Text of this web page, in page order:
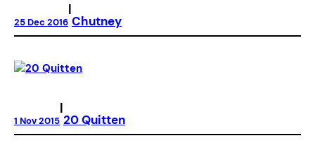
25 Dec 2016
|
Chutney
1 Nov 2015
|
20 Quitten